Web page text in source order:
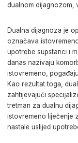
dualnom dijagnozom,
Dualna dijagnoza je
označava
upotrebe supstanci i
danas nazivaju
istovremeno,
Kao rezultat toga,
zahtijevajući
tretman za dualnu
istovremeno liječenje
nastale uslijed